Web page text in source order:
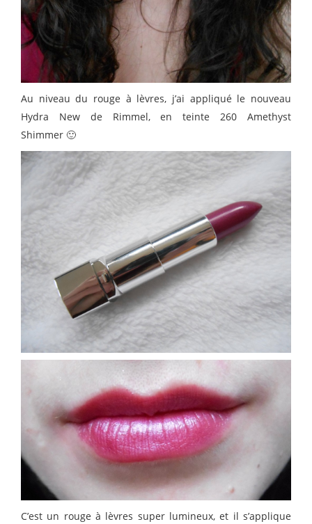
Au niveau du rouge à lèvres, j’ai appliqué le nouveau
Hydra New de Rimmel, en teinte 260 Amethyst
Shimmer 🙂
C’est un rouge à lèvres super lumineux, et il s’applique